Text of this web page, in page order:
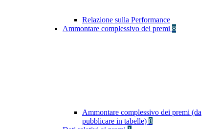
Relazione sulla Performance
Ammontare complessivo dei premi 8
Ammontare complessivo dei premi (da
pubblicare in tabelle) 8